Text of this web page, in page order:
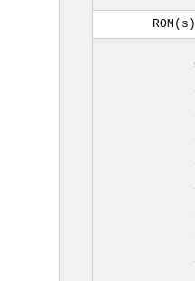
ROM(s)